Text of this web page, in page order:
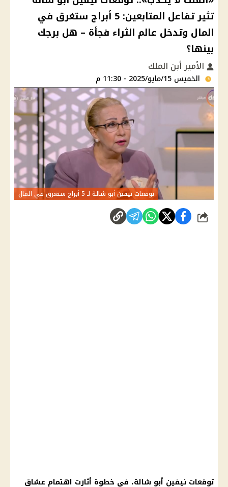
تثير تفاعل المتابعين: 5 أبراج ستغرق في
المال وتدخل عالم الثراء فجأة – هل برجك
بينها؟
الأمير أبن الملك
الخميس 15/مايو/2025 - 11:30 م
توقعات نيفين أبو شالة لـ 5 أبراج ستغرق في المال
شارك
توقعات نيفين أبو شالة، في خطوة أثارت اهتمام عشاق